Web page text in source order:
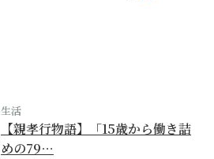
生活
【親孝行物語】「15歳から働き詰
めの79…